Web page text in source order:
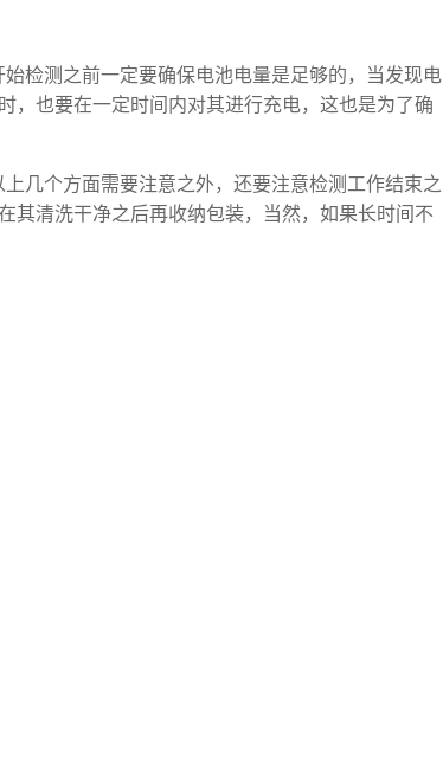
检测之前一定要确保电池电量是足够的，当发现电
，也要在一定时间内对其进行充电，这也是为了确
几个方面需要注意之外，还要注意检测工作结束之
其清洗干净之后再收纳包装，当然，如果长时间不